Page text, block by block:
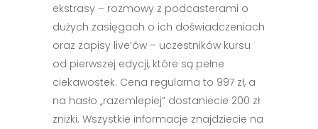
ekstrasy – rozmowy z podcasterami o
dużych zasięgach o ich doświadczeniach
oraz zapisy live’ów – uczestników kursu
od pierwszej edycji, które są pełne
ciekawostek. Cena regularna to 997 zł, a
na hasło „razemlepiej” dostaniecie 200 zł
zniżki. Wszystkie informacje znajdziecie na